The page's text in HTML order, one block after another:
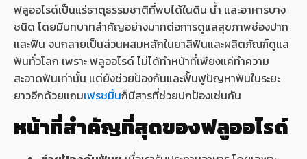
ฟลูออไรด์เป็นแร่ธาตุธรรมชาติที่พบได้ในดิน น้ำ และอาหารบาง
ชนิด โดยมีบทบาทสำคัญอย่างมากต่อการดูแลสุขภาพช่องปาก
และฟัน จนกลายเป็นส่วนผสมหลักในยาสีฟันและผลิตภัณฑ์ดูแล
ฟันทั่วโลก เพราะ ฟลูออไรด์ ไม่ได้ทำหน้าที่เพียงแค่ทำความ
สะอาดฟันเท่านั้น แต่ยังช่วยป้องกันและฟื้นฟูปัญหาฟันในระยะ
ยาวอีกด้วยแถมเฟรชมิ้นก็มีสารที่ช่วยปกป้องเช่นกัน
หน้าที่สำคัญที่สุดของฟลูออไรด์